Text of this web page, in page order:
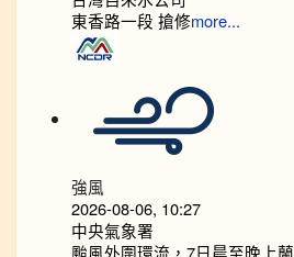
東香路一段 搶修more...
強風
2026-08-06, 10:27
中央氣象署
颱風外圍環流，7日晨至晚上